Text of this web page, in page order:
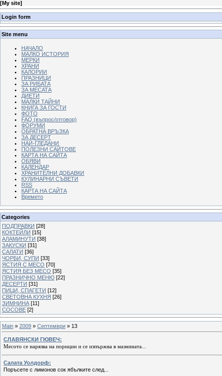
[My site]
Login form
Site menu
НАЧАЛО
МАЛКО ИСТОРИЯ
МЕРКИ
ХРАНИ
КАЛОРИИ
ПРАЗНИЦИ
ЗА РИБАТА
ЗА МЕСАТА
ДИЕТИ
МАЛКИ ТАЙНИ
КНИГА ЗА ГОСТИ
ФОТО
FAQ (въпрос/отговор)
ФОРУМИ
ОБРАТНА ВРЪЗКА
ЗА ДЕСЕРТ
НАЙ-ГЛЕДАНИ
ПОЛЕЗНИ САЙТОВЕ
КАРТА НА САЙТА
ОБЯВИ
КАЛЕНДАР
ХРАНИТЕЛНИ ДОБАВКИ
КУЛИНАРНИ СЪВЕТИ
RSS
КАРТА НА САЙТА
Времето
Categories
ПОДПРАВКИ [28]
КОКТЕЙЛИ [15]
АЛАМИНУТИ [38]
ЗАКУСКИ [31]
САЛАТИ [36]
ЧОРБИ, СУПИ [33]
ЯСТИЯ С МЕСО [70]
ЯСТИЯ БЕЗ МЕСО [35]
ПРАЗНИЧНО МЕНЮ [22]
ДЕСЕРТИ [31]
ПИЦИ, СПАГЕТИ [12]
СВЕТОВНА КУХНЯ [26]
ЗИМНИНА [11]
СОСОВЕ [2]
Main » 2009 » Септември » 13
СЛАВЯНСКИ ГЮВЕЧ:
Месото се нарязва на пориции и се изпържва в мазнината...
Салата Уолдорф:
Поръсете с лимонов сок ябълките след...